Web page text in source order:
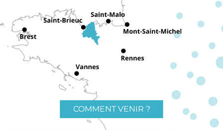
COMMENT VENIR ?